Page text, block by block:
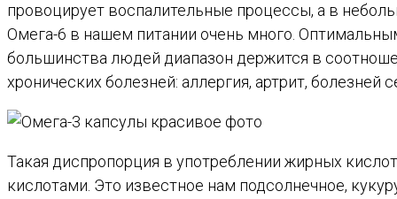
провоцирует воспалительные процессы, а в
Омега-6 в нашем питании очень много.
большинства людей диапазон держится в
хронических болезней: аллергия, артрит,
Такая диспропорция в употреблении жирных
кислотами. Это известное нам подсолнечное,